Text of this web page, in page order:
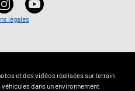
légales
et des vidéos réalisées sur terrain
dans un environnement